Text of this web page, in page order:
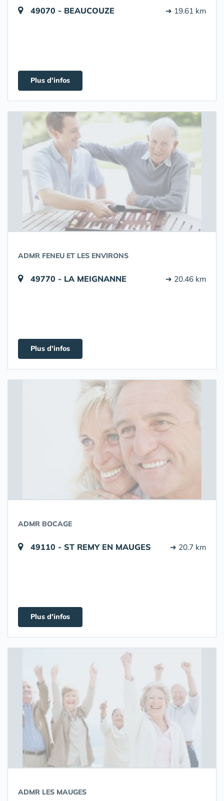
49070 - BEAUCOUZE ➔ 19.61 km
Plus d'infos
ADMR FENEU ET LES ENVIRONS
49770 - LA MEIGNANNE ➔ 20.46 km
Plus d'infos
ADMR BOCAGE
49110 - ST REMY EN MAUGES ➔ 20.7 km
Plus d'infos
ADMR LES MAUGES